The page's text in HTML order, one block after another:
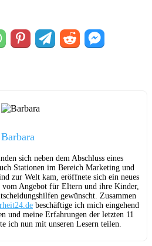
Barbara
sich neben dem Abschluss eines
Stationen im Bereich Marketing und
zur Welt kam, eröffnete sich ein neues
vom Angebot für Eltern und ihre Kinder,
gewünscht. Zusammen
beschäftige ich mich eingehend
und meine Erfahrungen der letzten 11
ich nun mit unseren Lesern teilen.